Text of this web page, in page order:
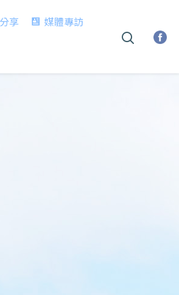
享 媒體專訪